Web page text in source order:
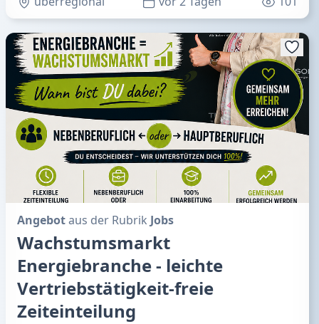
Angebotaus der Rubrik Jobs
Wachstumsmarkt
Energiebranche - leichte
Vertriebstätigkeit-freie
Zeiteinteilung